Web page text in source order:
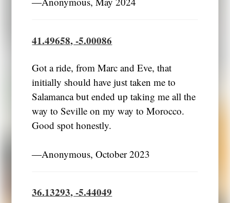
41.49658, -5.00086
Got a ride, from Marc and Eve, that
initially should have just taken me to
Salamanca but ended up taking me all the
way to Seville on my way to Morocco.
Good spot honestly.
―Anonymous, October 2023
36.13293, -5.44049